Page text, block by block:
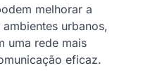
melhorar a
urbanos,
uma rede mais
eficaz.